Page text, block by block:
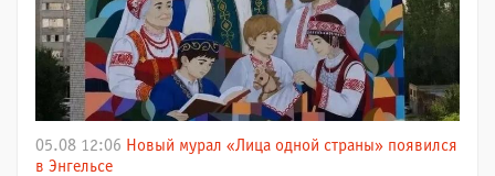
05.08 12:06 Новый мурал «Лица одной страны» появился
в Энгельсе